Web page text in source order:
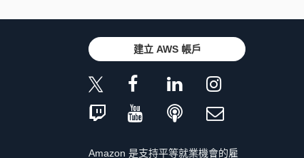
建立 AWS 帳戶
Amazon 是支持平等就業機會的雇